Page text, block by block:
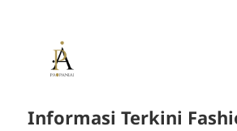
Informasi Terkini